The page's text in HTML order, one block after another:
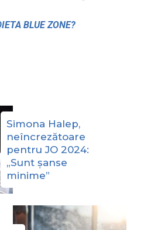
BLUE ZONE?
Simona Halep,
neîncrezătoare
pentru JO 2024:
„Sunt șanse
minime”